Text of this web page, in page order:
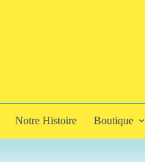
Notre Histoire Boutique